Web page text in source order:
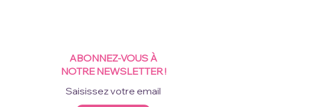
ABONNEZ-VOUS À
NOTRE NEWSLETTER !